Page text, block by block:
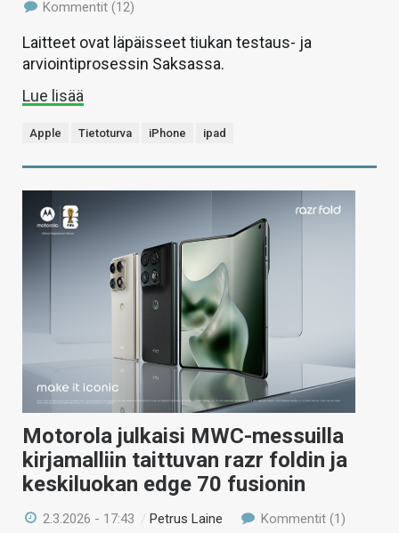
Kommentit (12)
Laitteet ovat läpäisseet tiukan testaus- ja
arviointiprosessin Saksassa.
Lue lisää
Apple Tietoturva iPhone ipad
Motorola julkaisi MWC-messuilla
kirjamalliin taittuvan razr foldin ja
keskiluokan edge 70 fusionin
2.3.2026 - 17:43 /Petrus Laine Kommentit (1)